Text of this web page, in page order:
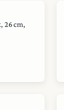
26 cm,